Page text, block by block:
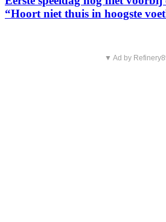
“Hoort niet thuis in hoogste
▼ Ad by